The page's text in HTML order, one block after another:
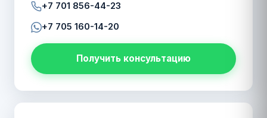
+7 701 856-44-23
+7 705 160-14-20
Получить консультацию